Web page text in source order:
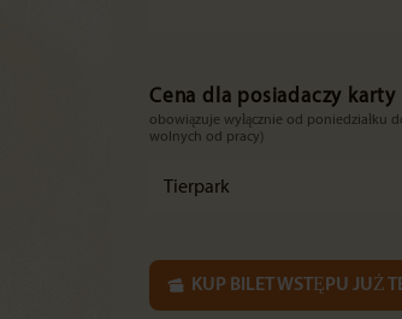
Cena dla posiadaczy karty
obowiązuje wyłącznie od
wolnych od pracy)
Tierpark
KUP BILET WSTĘPU JUŻ